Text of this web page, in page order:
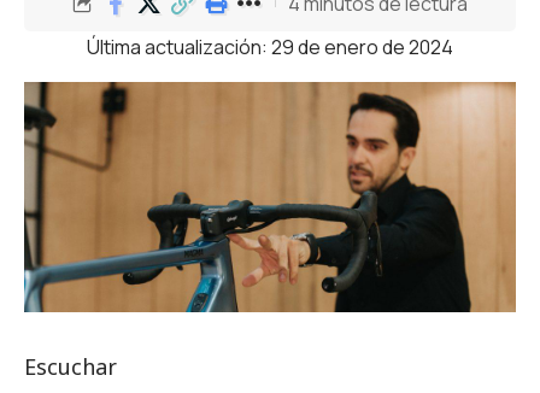
Última actualización: 29 de enero de 2024
Escuchar